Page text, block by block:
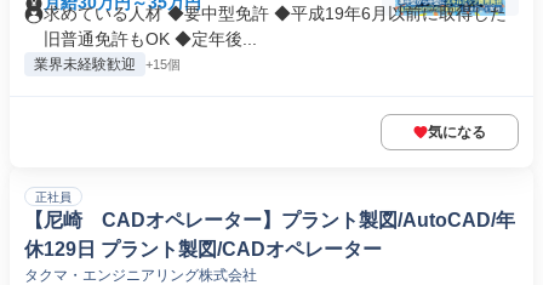
求めている人材 ◆要中型免許 ◆平成19年6月以前に取得した
旧普通免許もOK ◆定年後...
業界未経験歓迎 +15個
気になる
正社員
【尼崎 CADオペレーター】プラント製図/AutoCAD/年
休129日 プラント製図/CADオペレーター
タクマ・エンジニアリング株式会社